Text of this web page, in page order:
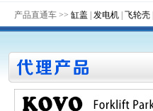
产品直通车 >> 缸盖 发电机 飞轮壳